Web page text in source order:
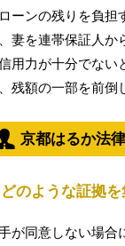
ーンの残りを負担
妻を連帯保証人か
用力が十分でない
残額の一部を前倒
京都はるか法
どのような証拠
が同意しない場合